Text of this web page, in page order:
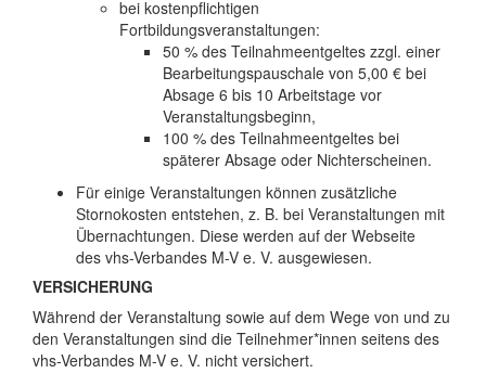
bei kostenpflichtigen
Fortbildungsveranstaltungen:
50 % des Teilnahmeentgeltes zzgl. einer
Bearbeitungspauschale von 5,00 € bei
Absage 6 bis 10 Arbeitstage vor
Veranstaltungsbeginn,
100 % des Teilnahmeentgeltes bei
späterer Absage oder Nichterscheinen.
Für einige Veranstaltungen können zusätzliche
Stornokosten entstehen, z. B. bei Veranstaltungen mit
Übernachtungen. Diese werden auf der Webseite
des vhs-Verbandes M-V e. V. ausgewiesen.
VERSICHERUNG
Während der Veranstaltung sowie auf dem Wege von und zu
den Veranstaltungen sind die Teilnehmer*innen seitens des
vhs-Verbandes M-V e. V. nicht versichert.